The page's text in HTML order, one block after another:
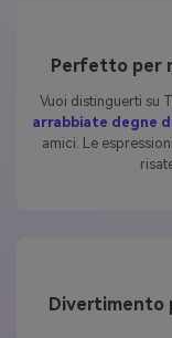
Perfetto per
Vuoi distinguerti su
arrabbiate degne
amici. Le
Divertimento